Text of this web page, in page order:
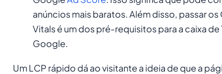
anúncios mais baratos. Além disso, passar os
Vitals é um dos pré-requisitos para a caixa
Google.
Um LCP rápido dá ao visitante a ideia de que a